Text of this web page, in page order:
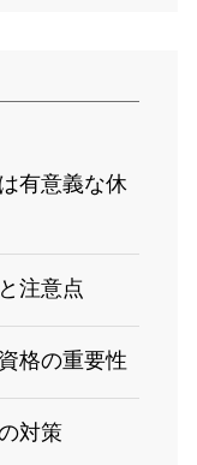
有意義な休
注意点
格の重要性
対策